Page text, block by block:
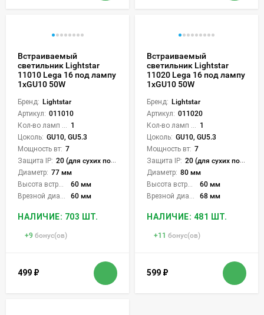
Встраиваемый
светильник Lightstar
11010 Lega 16 под лампу
1xGU10 50W
Бренд: Lightstar
Артикул: 011010
1
Цоколь: GU10, GU5.3
Мощность вт: 7
Защита IP: 20 (для сухих пом.)
Диаметр: 77 мм
60 мм
60 мм
НАЛИЧИЕ: 703 ШТ.
+9 бонус(ов)
499 ₽
Встраиваемый
светильник Lightstar
11020 Lega 16 под лампу
1xGU10 50W
Бренд: Lightstar
Артикул: 011020
1
Цоколь: GU10, GU5.3
Мощность вт: 7
Защита IP: 20 (для сухих пом.)
Диаметр: 80 мм
60 мм
68 мм
НАЛИЧИЕ: 481 ШТ.
+11 бонус(ов)
599 ₽